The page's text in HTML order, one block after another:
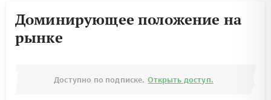
Доминирующее положение на
рынке
Доступно по подписке. Открыть доступ.